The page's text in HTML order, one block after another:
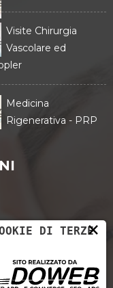
Visite Chirurgia
Vascolare ed
Medicina
Rigenerativa - PRP
×
DI TERZE